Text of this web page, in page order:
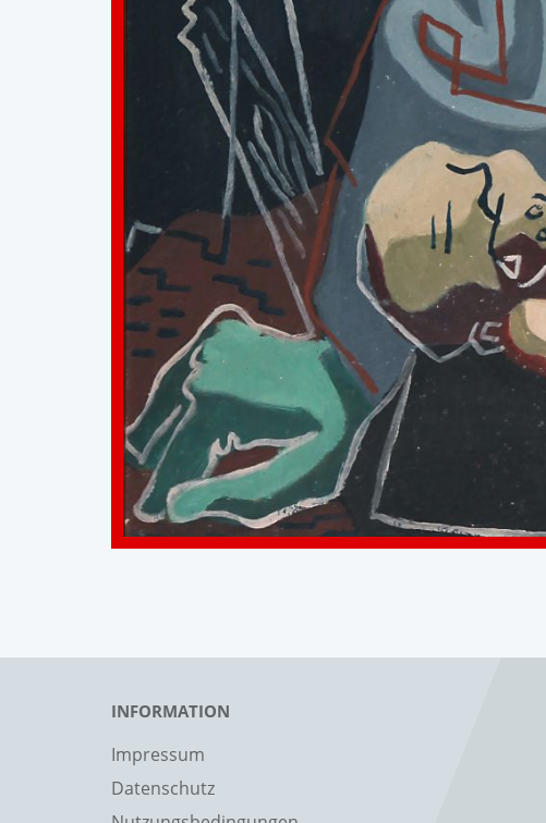
INFORMATION
Impressum
Datenschutz